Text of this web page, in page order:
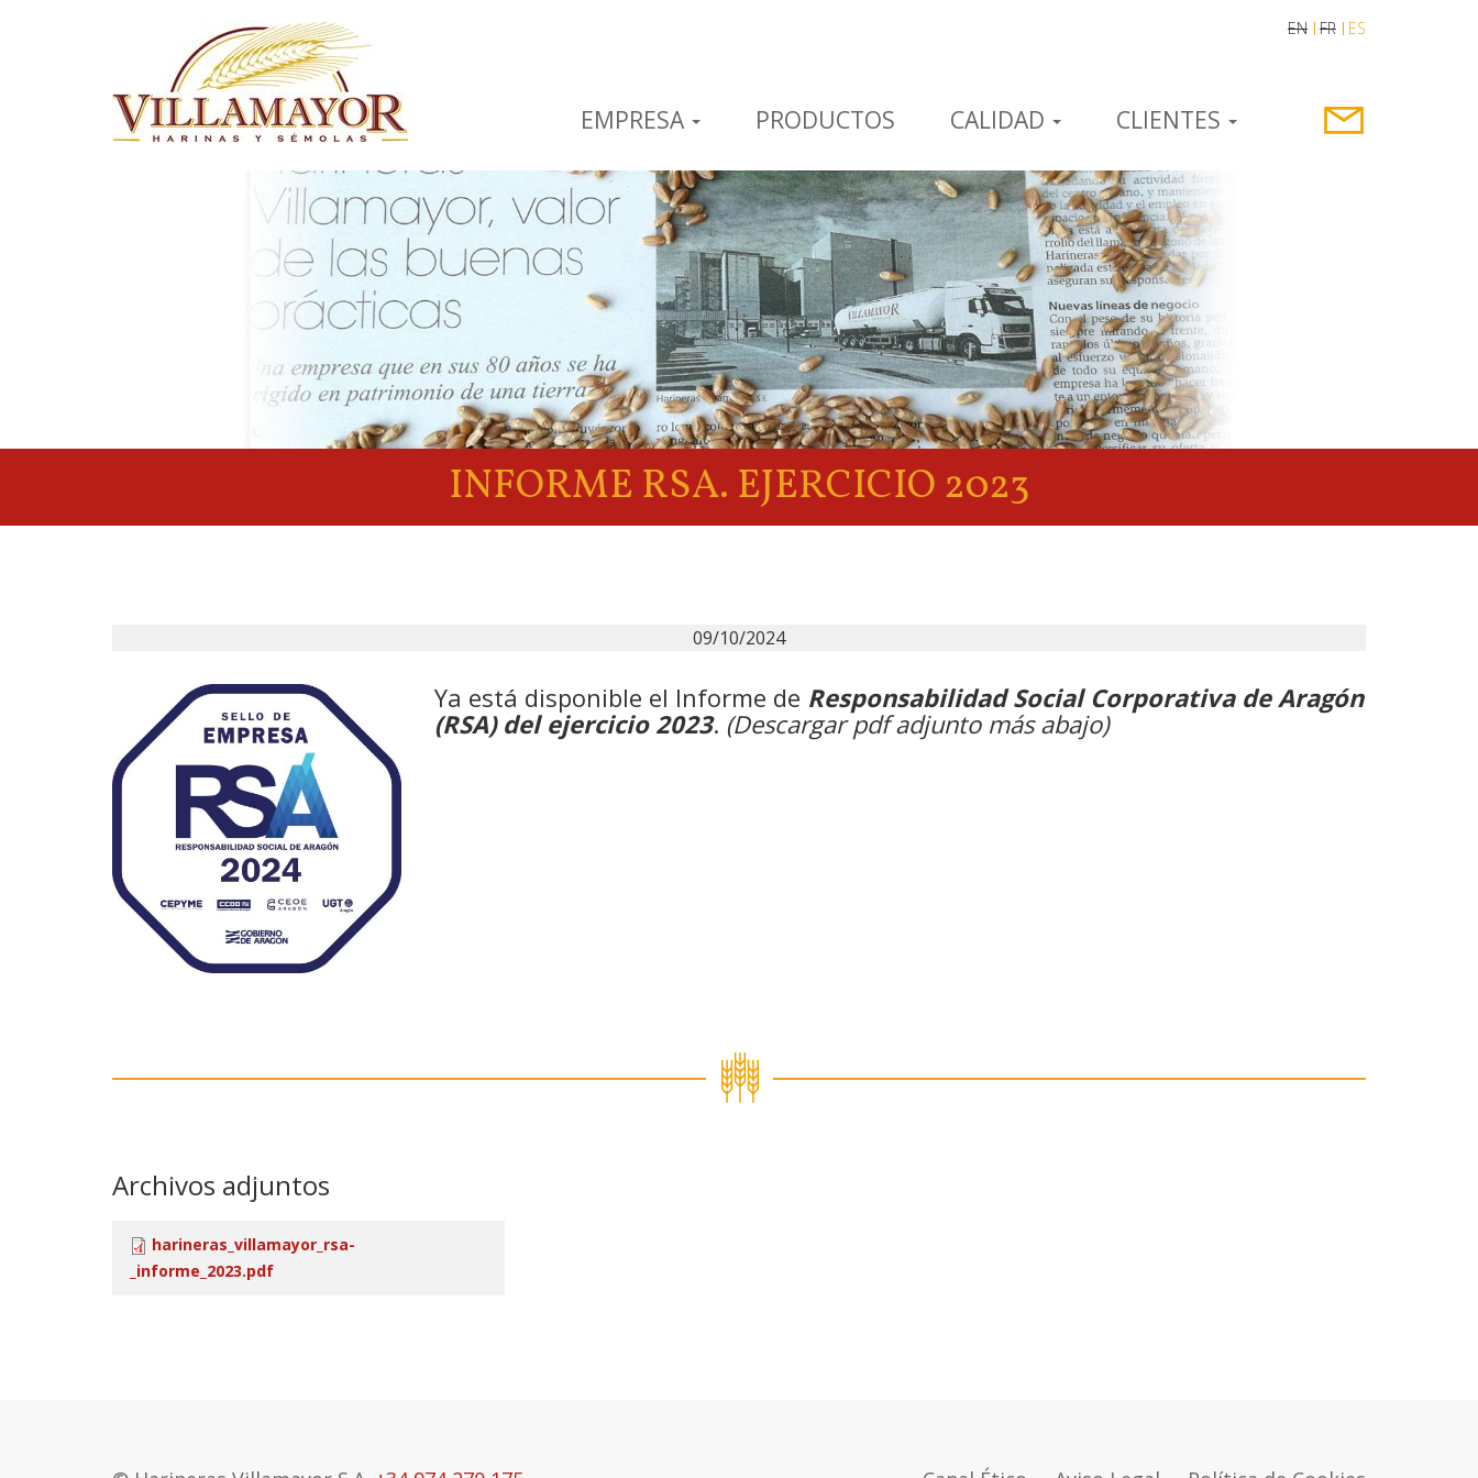
Pasar al contenido principal EN FR ES
EMPRESA PRODUCTOS CALIDAD CLIENTES
INFORME RSA. EJERCICIO 2023
09/10/2024
Ya está disponible el Informe de Responsabilidad Social Corporativa de Aragón
(RSA) del ejercicio 2023. (Descargar pdf adjunto más abajo)
Archivos adjuntos
harineras_villamayor_rsa-
_informe_2023.pdf